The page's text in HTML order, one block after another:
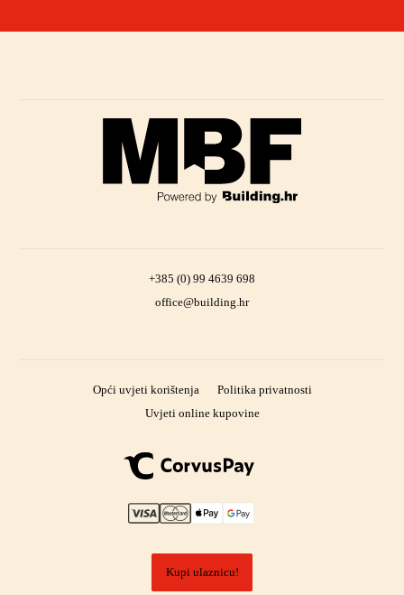
+385 (0) 99 4639 698
office@building.hr
Opći uvjeti korištenja
Politika privatnosti
Uvjeti online kupovine
Kupi ulaznicu!